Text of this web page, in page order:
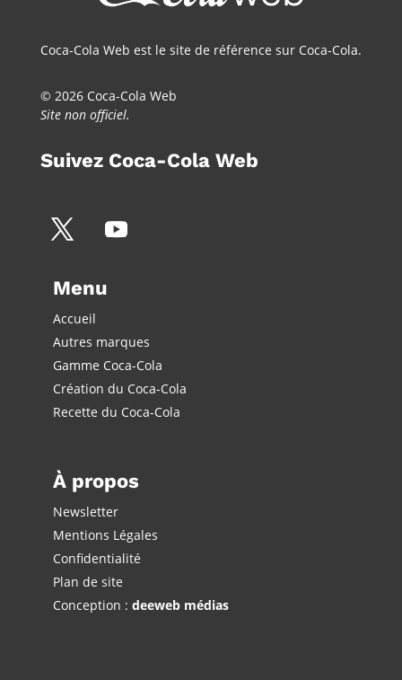
Coca-Cola Web est le site de référence sur Coca-Cola.
© 2026 Coca-Cola Web
Site non officiel.
Suivez Coca-Cola Web
Menu
Accueil
Autres marques
Gamme Coca-Cola
Création du Coca-Cola
Recette du Coca-Cola
À propos
Newsletter
Mentions Légales
Confidentialité
Plan de site
Conception : deeweb médias